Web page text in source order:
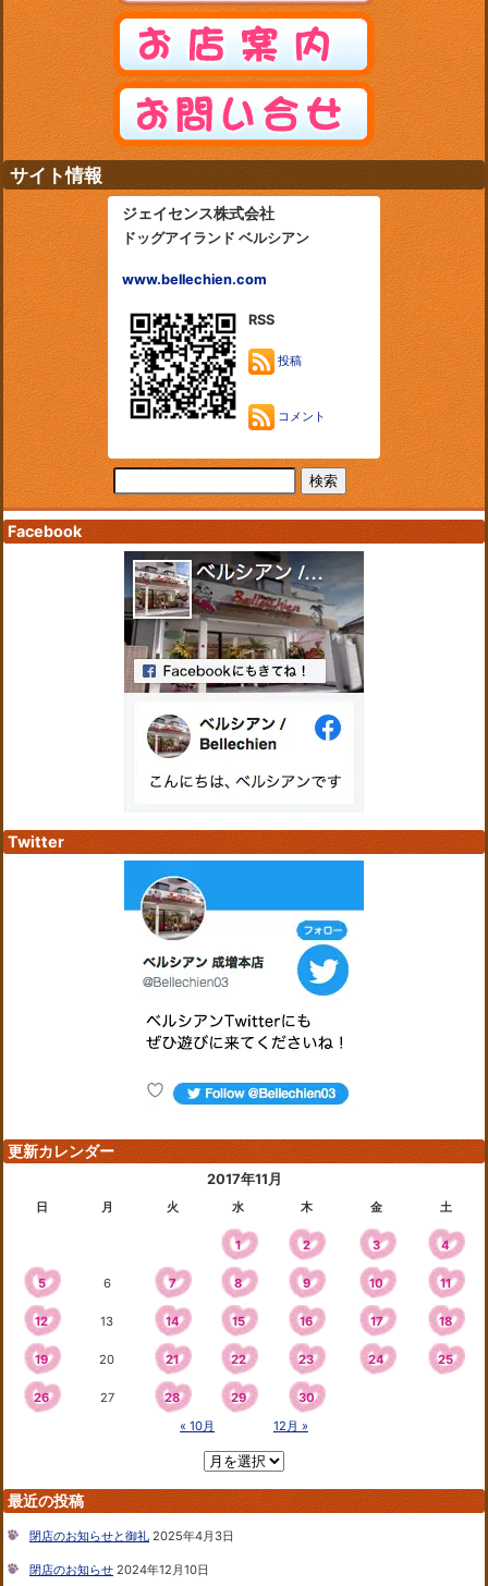
サイト情報
ジェイセンス株式会社
ドッグアイランド ベルシアン
www.bellechien.com
RSS
投稿
コメント
Facebook
Twitter
更新カレンダー
2017年11月
日 月 火 水 木 金 土
1 2 3 4
5 6 7 8 9 10 11
12 13 14 15 16 17 18
19 20 21 22 23 24 25
26 27 28 29
30
« 10月
12月 »
最近の投稿
閉店のお知らせと御礼 2025年4月3日
閉店のお知らせ 2024年12月10日